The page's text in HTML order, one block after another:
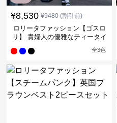
¥8,530 ¥9480(割引前)
ロリータファッション【ゴスロ
リ】 貴婦人の優雅なティータイ
全3色